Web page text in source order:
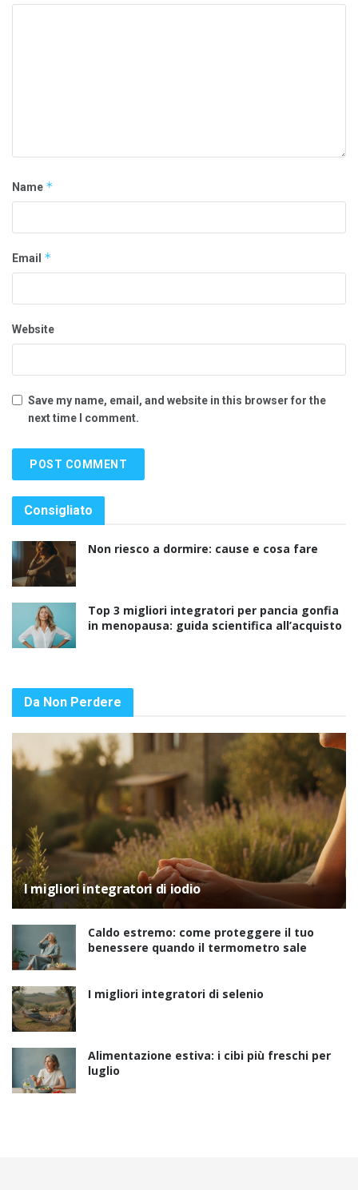
Name *
Email *
Website
Save my name, email, and website in this browser for the
next time I comment.
Consigliato
Non riesco a dormire: cause e cosa fare
Top 3 migliori integratori per pancia gonfia
in menopausa: guida scientifica all’acquisto
Da Non Perdere
I migliori integratori di iodio
Caldo estremo: come proteggere il tuo
benessere quando il termometro sale
I migliori integratori di selenio
Alimentazione estiva: i cibi più freschi per
luglio